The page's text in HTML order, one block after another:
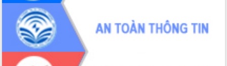
Tháo gỡ những vướng mắc, đẩy mạnh
công tác cải cách thủ tục hành chính
tại Trung tâm Phục vụ hành chính
công tỉnh
Đắk Lắk: Tôn vinh 46 giải pháp tại Hội
thi Sáng tạo Kỹ thuật 2024 - 2025